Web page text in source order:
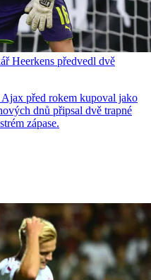
Heerkens předvedl dvě
před rokem kupoval jako
dnů připsal dvě trapné
zápase.